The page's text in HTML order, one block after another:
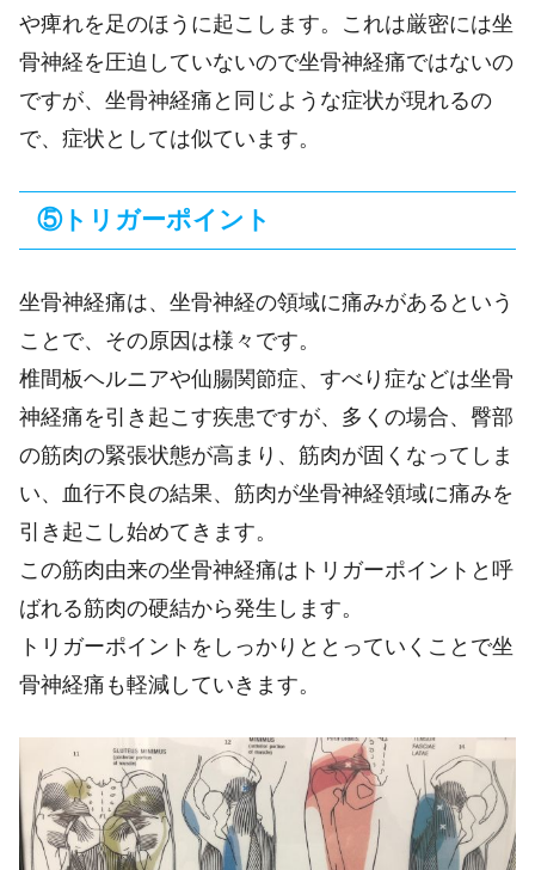
や痺れを足のほうに起こします。これは厳密には坐
骨神経を圧迫していないので坐骨神経痛ではないの
ですが、坐骨神経痛と同じような症状が現れるの
で、症状としては似ています。
⑤トリガーポイント
坐骨神経痛は、坐骨神経の領域に痛みがあるという
ことで、その原因は様々です。
椎間板ヘルニアや仙腸関節症、すべり症などは坐骨
神経痛を引き起こす疾患ですが、多くの場合、臀部
の筋肉の緊張状態が高まり、筋肉が固くなってしま
い、血行不良の結果、筋肉が坐骨神経領域に痛みを
引き起こし始めてきます。
この筋肉由来の坐骨神経痛はトリガーポイントと呼
ばれる筋肉の硬結から発生します。
トリガーポイントをしっかりととっていくことで坐
骨神経痛も軽減していきます。